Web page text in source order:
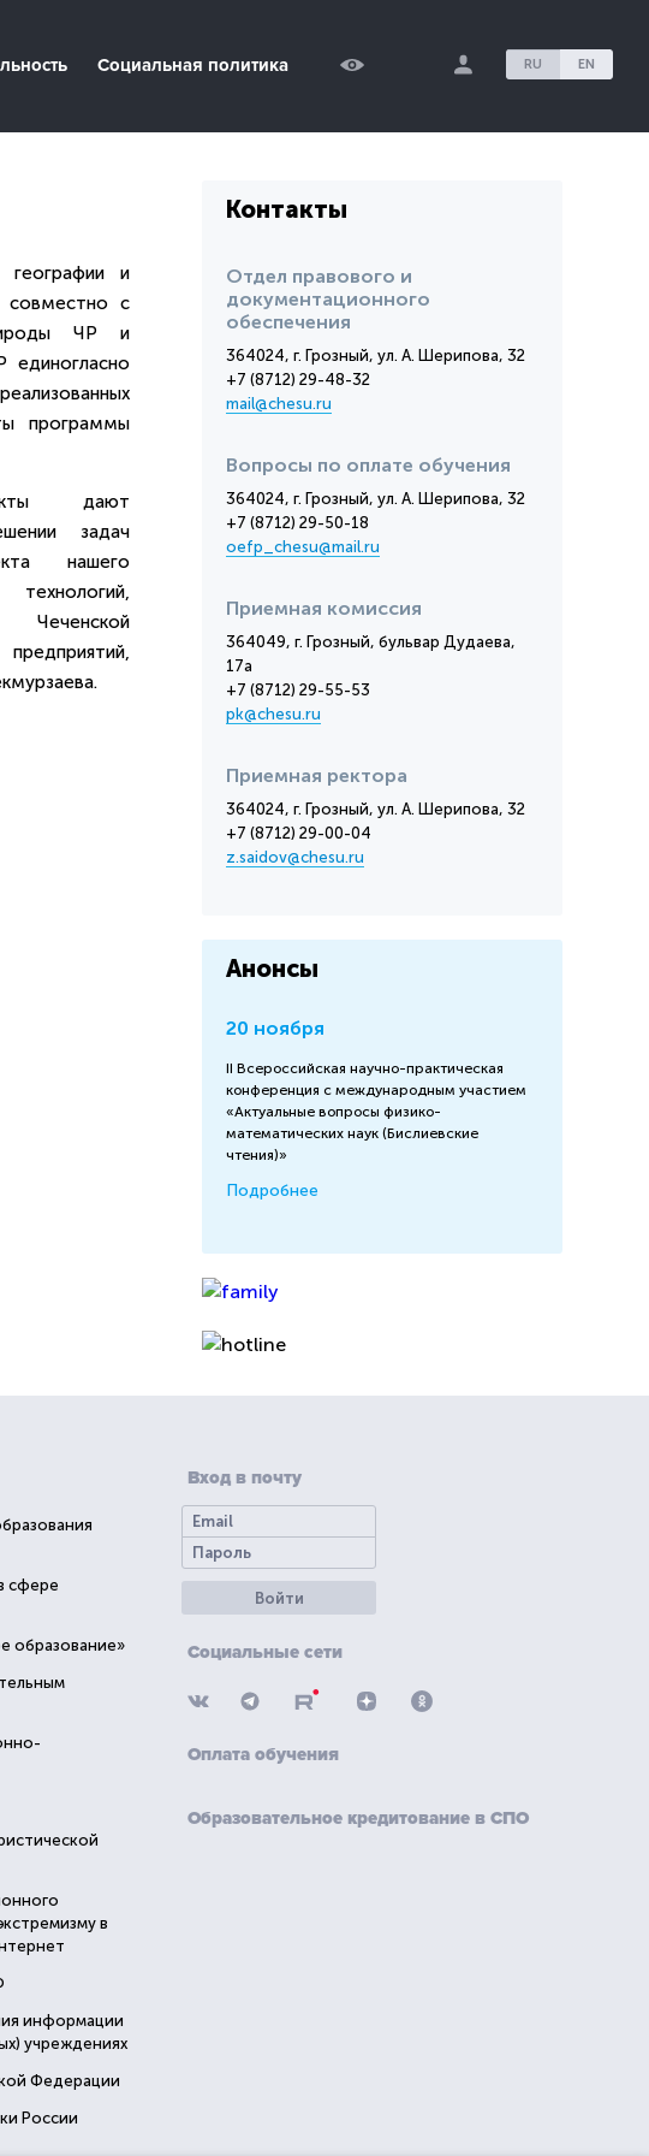
Социальная политика RU EN
географии и
совместно с
ЧР и
единогласно
программы
дают
задач
нашего
Чеченской
Контакты
Отдел правового и
документационного
обеспечения
364024, г. Грозный, ул. А. Шерипова, 32
+7 (8712) 29-48-32
mail@chesu.ru
Вопросы по оплате обучения
364024, г. Грозный, ул. А. Шерипова, 32
+7 (8712) 29-50-18
oefp_chesu@mail.ru
Приемная комиссия
364049, г. Грозный, бульвар Дудаева,
17а
+7 (8712) 29-55-53
pk@chesu.ru
Приемная ректора
364024, г. Грозный, ул. А. Шерипова, 32
+7 (8712) 29-00-04
z.saidov@chesu.ru
Анонсы
20 ноября
II Всероссийская научно-практическая
конференция с международным участием
«Актуальные вопросы физико-
математических наук (Бислиевские
чтения)»
Подробнее
сфере
образование»
в
информации
учреждениях
Федерации
России
Вход в почту
Войти
Социальные сети
Оплата обучения
Образовательное кредитование в СПО